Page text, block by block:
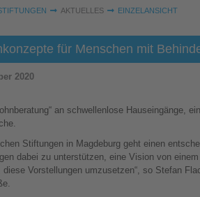
AKTUELLES EINZELANSICHT
für Menschen mit
2020
an schwellenlose Hauseingänge,
Stiftungen in Magdeburg geht einen
dabei zu unterstützen, eine Vision von
Vorstellungen umzusetzen“, so Stefan